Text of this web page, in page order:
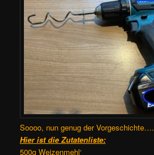
Soooo, nun genug der Vorgeschichte….
Hier ist die Zutatenliste:
500g Weizenmehl‘